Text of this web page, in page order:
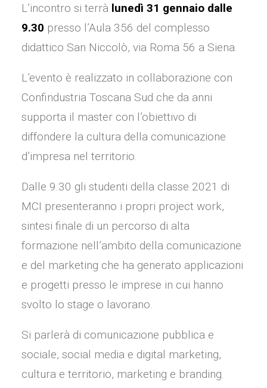
L’incontro si terrà lunedì 31 gennaio dalle
9.30 presso l’Aula 356 del complesso
didattico San Niccolò, via Roma 56 a Siena.
L’evento è realizzato in collaborazione con
Confindustria Toscana Sud che da anni
supporta il master con l’obiettivo di
diffondere la cultura della comunicazione
d’impresa nel territorio.
Dalle 9.30 gli studenti della classe 2021 di
MCI presenteranno i propri project work,
sintesi finale di un percorso di alta
formazione nell’ambito della comunicazione
e del marketing che ha generato applicazioni
e progetti presso le imprese in cui hanno
svolto lo stage o lavorano.
Si parlerà di comunicazione pubblica e
sociale, social media e digital marketing,
cultura e territorio, marketing e branding.